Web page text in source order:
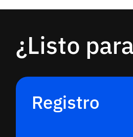
¿Listo
Registro